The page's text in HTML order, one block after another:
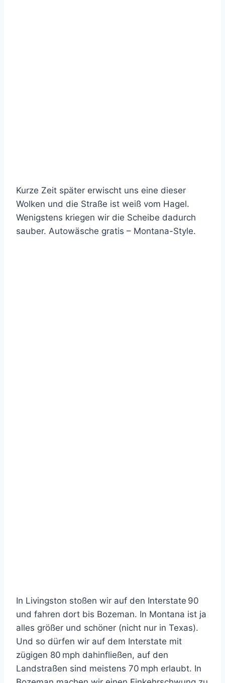
Kurze Zeit später erwischt uns eine dieser
Wolken und die Straße ist weiß vom Hagel.
Wenigstens kriegen wir die Scheibe dadurch
sauber. Autowäsche gratis – Montana-Style.
In Livingston stoßen wir auf den Interstate 90
und fahren dort bis Bozeman. In Montana ist ja
alles größer und schöner (nicht nur in Texas).
Und so dürfen wir auf dem Interstate mit
zügigen 80 mph dahinfließen, auf den
Landstraßen sind meistens 70 mph erlaubt. In